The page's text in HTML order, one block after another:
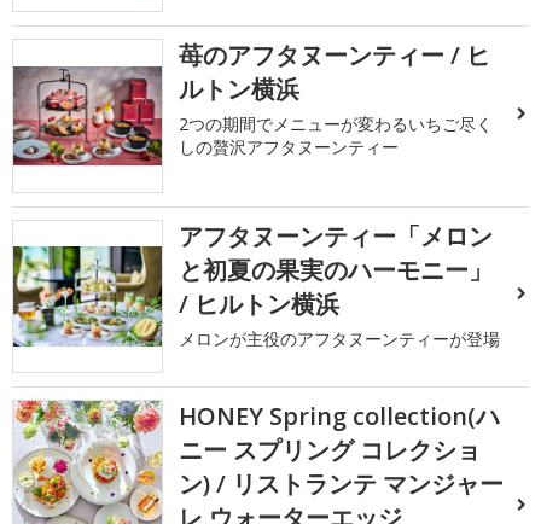
苺のアフタヌーンティー / ヒ
ルトン横浜
2つの期間でメニューが変わるいちご尽く
しの贅沢アフタヌーンティー
アフタヌーンティー「メロン
と初夏の果実のハーモニー」
/ ヒルトン横浜
メロンが主役のアフタヌーンティーが登場
HONEY Spring collection(ハ
ニー スプリング コレクショ
ン) / リストランテ マンジャー